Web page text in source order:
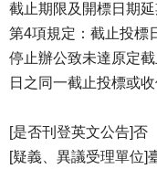
截止期限及開標日期
第4項規定：截止投標
停止辦公致未達原定
日之同一截止投標或收
[是否刊登英文公告]否
[疑義、異議受理單位]